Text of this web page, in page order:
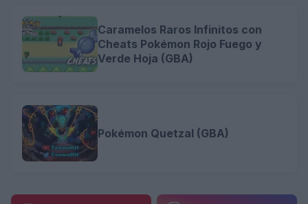
Caramelos Raros Infinitos con
Cheats Pokémon Rojo Fuego y
Verde Hoja (GBA)
Pokémon Quetzal (GBA)